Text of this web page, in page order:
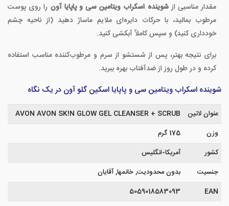
مقدار مناسبی ازشوینده اسکراب ویتامین سی و پاپایا آون را روی پوست
مرطوب بمالید، با حرکات دایره‌ای ملایم ماساژ دهید (از ناحیه چشم
خودداری کنید) و سپس کاملاً آبکشی کنید.
برای نتیجه بهتر، پس از شستشو از سرم و مرطوب‌کننده مناسب استفاده
کرده و در طول روز از ضدآفتاب بهره ببرید.
شوینده اسکراب ویتامین سی و پاپایا اسکین گلو آون در یک نگاه
عنوان لاتین
AVON AVON SK!N GLOW GEL CLEANSER + SCRUB
وزن
175 گرم
کشور
آمریکا-انگلیس
جنسیت
بدون محدودیت, خانمها, آقایان
EAN
5059018583093